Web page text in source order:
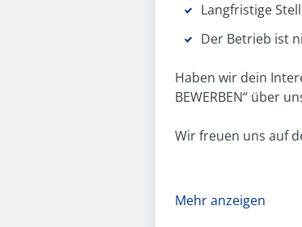
Langfristige
Der Betrieb ist
Haben wir dein
BEWERBEN“ über
Wir freuen uns auf
Mehr anzeigen